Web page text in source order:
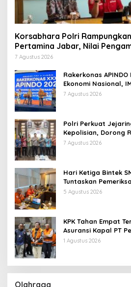
Korsabhara Polri
Pertamina Jabar, Nilai
Persen
7 Agustus 2026
Rakerkonas
Ekonomi Nasional,
Pentingnya
7 Agustus 2026
Polri Perkuat
Kepolisian, Dorong
Kebijakan dan Inovasi
7 Agustus 2026
Hari Ketiga Bintek
Tuntaskan
Pertamina Patra
5 Agustus 2026
KPK Tahan Empat
Asuransi Kapal PT
1 Agustus 2026
Olahraga